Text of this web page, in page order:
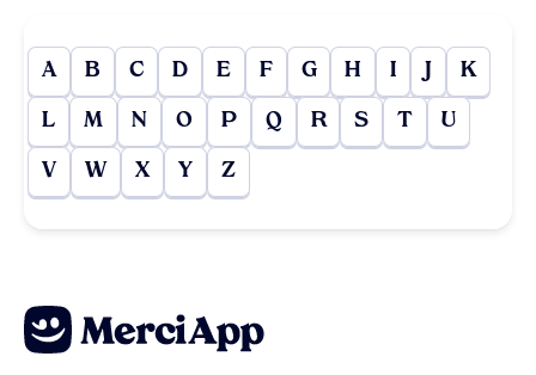
A B C D E F G H I J K
L M N O P Q R S T U
V W X Y Z